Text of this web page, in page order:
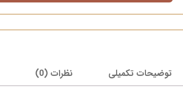
توضیحات تکمیلی نظرات (0)